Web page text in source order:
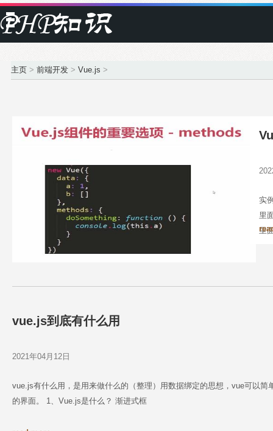
主页 > 前端开发 > Vue.js >
实
里
里
vue.js到底有什么用
2021年04月12日
vue.js有什么用，是用来做什么的（整理）用数据绑定的思想，vue可以
的界面。 1、Vue.js是什么？ 渐进式框